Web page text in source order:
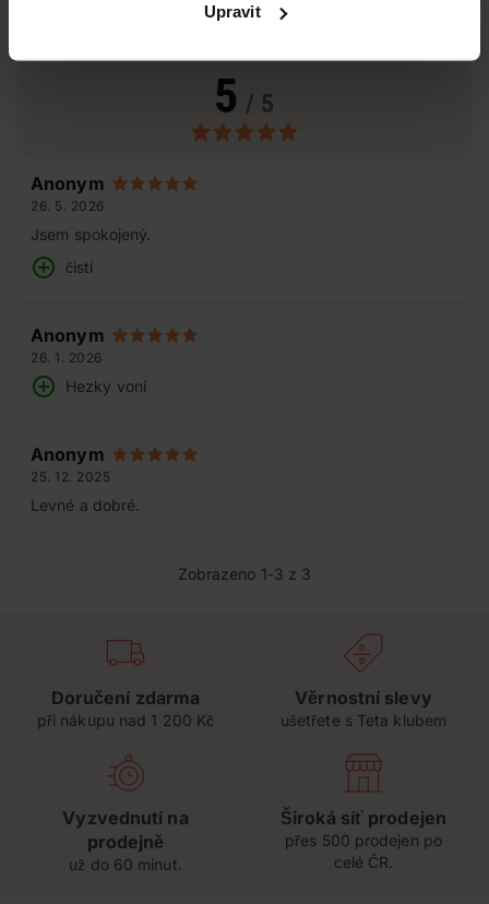
Upravit
5 / 5
Anonym
26. 5. 2026
Jsem spokojený.
čistí
Anonym
26. 1. 2026
Hezky voní
Anonym
25. 12. 2025
Levné a dobré.
Zobrazeno 1-3 z 3
Doručení zdarma
při nákupu nad 1 200 Kč
Věrnostní slevy
ušetřete s Teta klubem
Vyzvednutí na
prodejně
už do 60 minut.
Široká síť prodejen
přes 500 prodejen po
celé ČR.